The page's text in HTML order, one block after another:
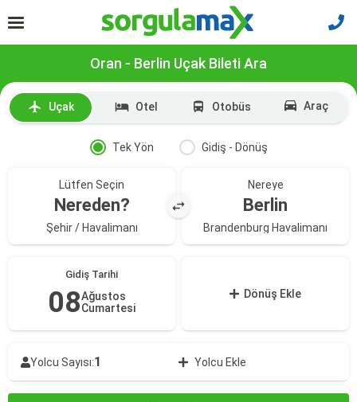
Oran - Berlin Uçak Bileti Ara
Uçak Otel Otobüs Araç
Tek Yön Gidiş - Dönüş
Lütfen Seçin
Nereden?
Şehir / Havalimanı
Nereye
Berlin
Brandenburg Havalimanı
Gidiş Tarihi
08Ağustos
Cumartesi
Dönüş Ekle
Yolcu Sayısı:1 Yolcu Ekle